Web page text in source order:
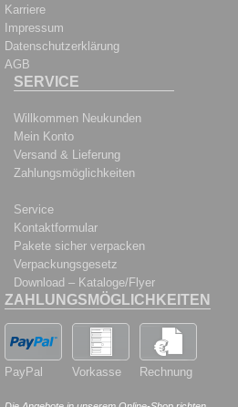
Karriere
Impressum
Datenschutzerklärung
AGB
SERVICE
Willkommen Neukunden
Mein Konto
Versand & Lieferung
Zahlungsmöglichkeiten
Service
Kontaktformular
Pakete sicher verpacken
Verpackungsgesetz
Download – Kataloge/Flyer
ZAHLUNGSMÖGLICHKEITEN
PayPal Vorkasse Rechnung